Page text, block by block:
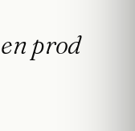
en prod